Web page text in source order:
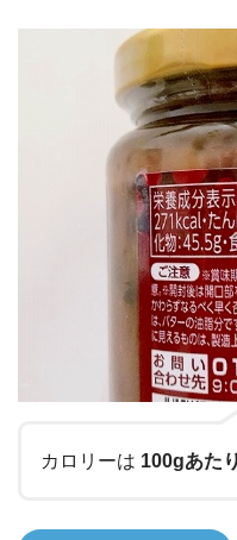
カロリーは 100gあた